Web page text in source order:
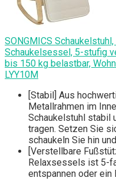
SONGMICS
Schaukelsessel, 5-stufig
bis 150 kg belastbar,
LYY10M
[Stabil] Aus
Metallrahmen im
Schaukelstuhl stabil
tragen. Setzen Sie
schaukeln Sie hin
[Verstellbare
Relaxsessels ist 5-
entspannen oder ein